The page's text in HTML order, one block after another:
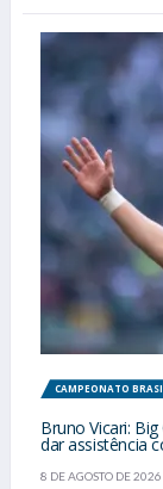
CAMPEONATO
Bruno Vicari:
dar assistência
8 DE AGOSTO DE 2026